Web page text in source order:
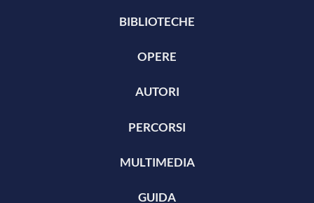
BIBLIOTECHE
OPERE
AUTORI
PERCORSI
MULTIMEDIA
GUIDA